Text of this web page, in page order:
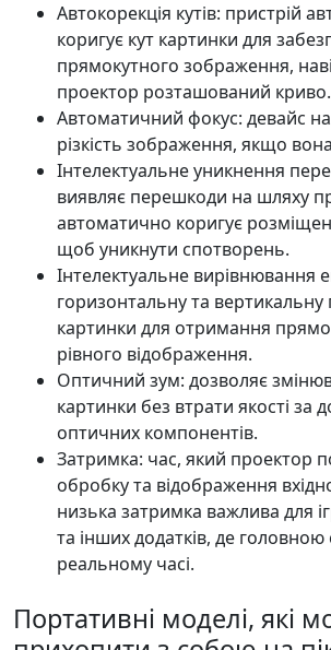
Автокорекція кутів: пристрій
коригує кут картинки для
прямокутного зображення,
проектор розташований криво.
Автоматичний фокус: девайс
різкість зображення, якщо
Інтелектуальне уникнення
виявляє перешкоди на шляху
автоматично коригує
щоб уникнути спотворень.
Інтелектуальне вирівнювання
горизонтальну та
картинки для отримання
рівного відображення.
Оптичний зум: дозволяє
картинки без втрати якості за
оптичних компонентів.
Затримка: час, який проектор
обробку та відображення
низька затримка важлива для
та інших додатків, де головною
реальному часі.
Портативні моделі, які